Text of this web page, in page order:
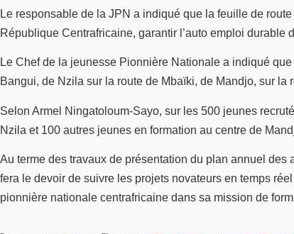
Le responsable de la JPN a indiqué que la feuille de
République Centrafricaine, garantir l’auto emploi
Le Chef de la jeunesse Pionnière Nationale a indiqué
Bangui, de Nzila sur la route de Mbaïki, de Mandjo, sur
Selon Armel Ningatoloum-Sayo, sur les 500 jeunes
Nzila et 100 autres jeunes en formation au centre de
Au terme des travaux de présentation du plan annuel
fera le devoir de suivre les projets novateurs en temps
pionnière nationale centrafricaine dans sa mission de